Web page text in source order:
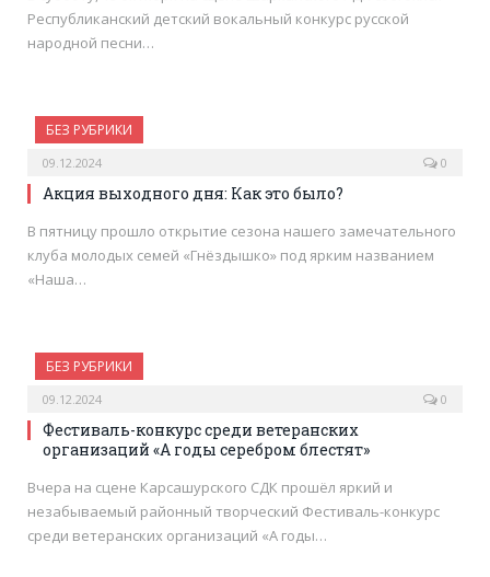
Республиканский детский вокальный конкурс русской
народной песни…
БЕЗ РУБРИКИ
09.12.2024 0
Акция выходного дня: Как это было?
В пятницу прошло открытие сезона нашего замечательного
клуба молодых семей «Гнёздышко» под ярким названием
«Наша…
БЕЗ РУБРИКИ
09.12.2024 0
Фестиваль-конкурс среди ветеранских
организаций «А годы серебром блестят»
Вчера на сцене Карсашурского СДК прошёл яркий и
незабываемый районный творческий Фестиваль-конкурс
среди ветеранских организаций «А годы…